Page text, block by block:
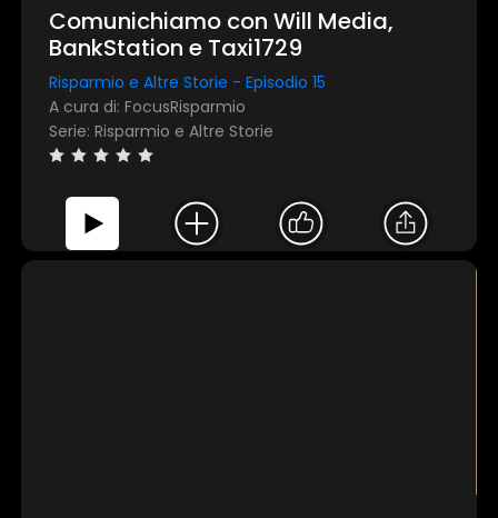
Accetta tutti
Personalizza
Comunichiamo con Will Media,
BankStation e Taxi1729
Risparmio e Altre Storie - Episodio 15
A cura di: FocusRisparmio
Serie: Risparmio e Altre Storie